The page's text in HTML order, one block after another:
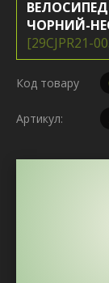
ВЕЛОСИПЕД
ЧОРНИЙ-
[29CJPR21-
Код товару
Артикул: